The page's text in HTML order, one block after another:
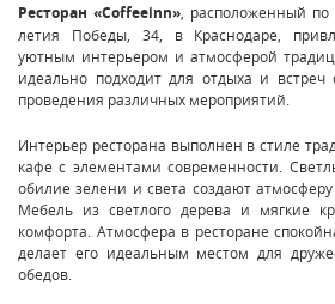
Ресторан «Coffeeinn» , расположенный
летия Победы, 34, в Краснодаре,
уютным интерьером и атмосферой
идеально подходит для отдыха и
проведения различных мероприятий.
Интерьер ресторана выполнен в стиле
кафе с элементами современности.
обилие зелени и света создают атмосферу
Мебель из светлого дерева и мягкие
комфорта. Атмосфера в ресторане
делает его идеальным местом для
обедов.